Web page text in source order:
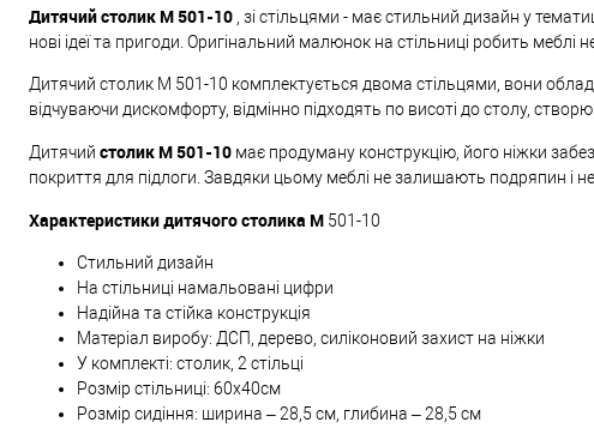
Дитячий столик M 501-10 , зі стільцями - має стильний дизайн у
нові ідеї та пригоди. Оригінальний малюнок на стільниці робить
Дитячий столик M 501-10 комплектується двома стільцями, вони
відчуваючи дискомфорту, відмінно підходять по висоті до столу,
Дитячий столик M 501-10 має продуману конструкцію, його ніжки
покриття для підлоги. Завдяки цьому меблі не залишають подряпин і
Характеристики дитячого столика M 501-10
Стильний дизайн
На стільниці намальовані цифри
Надійна та стійка конструкція
Матеріал виробу: ДСП, дерево, силіконовий захист на ніжки
У комплекті: столик, 2 стільці
Розмір стільниці: 60х40см
Розмір сидіння: ширина – 28,5 см, глибина – 28,5 см